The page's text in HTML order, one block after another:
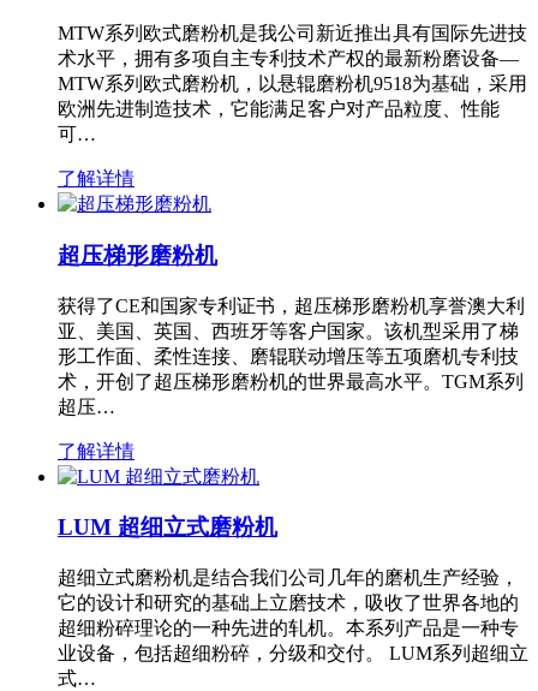
MTW系列欧式磨粉机是我公司新近推出具有国际先进技
术水平，拥有多项自主专利技术产权的最新粉磨设备—
MTW系列欧式磨粉机，以悬辊磨粉机9518为基础，采用
欧洲先进制造技术，它能满足客户对产品粒度、性能
可…
了解详情
超压梯形磨粉机
获得了CE和国家专利证书，超压梯形磨粉机享誉澳大利
亚、美国、英国、西班牙等客户国家。该机型采用了梯
形工作面、柔性连接、磨辊联动增压等五项磨机专利技
术，开创了超压梯形磨粉机的世界最高水平。TGM系列
超压…
了解详情
LUM 超细立式磨粉机
超细立式磨粉机是结合我们公司几年的磨机生产经验，
它的设计和研究的基础上立磨技术，吸收了世界各地的
超细粉碎理论的一种先进的轧机。本系列产品是一种专
业设备，包括超细粉碎，分级和交付。 LUM系列超细立
式…